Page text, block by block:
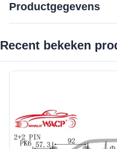
Productgegevens
Item No.:
Car Make:
Voltage:
Size:
Recent bekeken